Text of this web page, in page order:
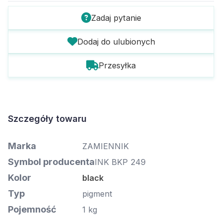
Zadaj pytanie
Dodaj do ulubionych
Przesyłka
Szczegóły towaru
Marka ZAMIENNIK
Symbol producentaINK BKP 249
Kolor black
Typ pigment
Pojemność 1 kg